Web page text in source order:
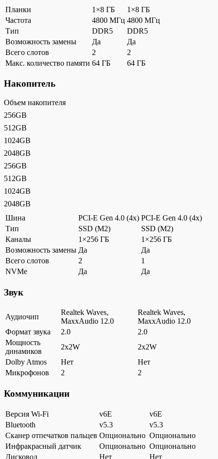
Планки
1×8 ГБ
1×8 ГБ
Частота
4800 МГц 4800 МГц
Тип
DDR5
DDR5
Возможность замены
Да
Да
Всего слотов
2
2
Макс. количество памяти 64 ГБ 64 ГБ
Накопитель
Объем накопителя
256GB
512GB
1024GB
2048GB
256GB
512GB
1024GB
2048GB
Шина
PCI-E Gen 4.0 (4x) PCI-E Gen 4.0 (4x)
Тип
SSD (M2)
SSD (M2)
Каналы
1×256 ГБ
1×256 ГБ
Возможность замены Да
Да
Всего слотов
2
1
NVMe
Да Да
Звук
Аудиочип
Realtek Waves,
MaxxAudio 12.0
Realtek Waves,
MaxxAudio 12.0
Формат звука
2.0
2.0
Мощность
динамиков
2x2W
2x2W
Dolby Atmos
Нет
Нет
Микрофонов
2 2
Коммуникации
Версия Wi-Fi v6E
v6E
Bluetooth
v5.3
v5.3
Сканер отпечатков пальцев Опционально Опционально
Инфракрасный датчик
Опционально Опционально
Дисковод
Нет Нет